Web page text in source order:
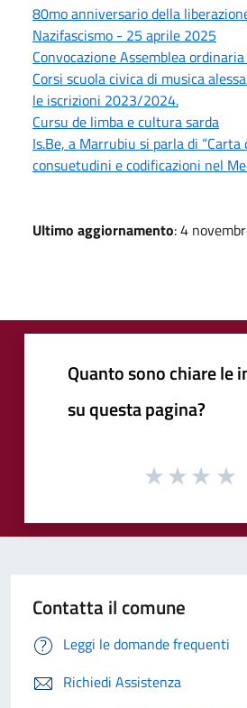
80mo anniversario della
Nazifascismo - 25 aprile 2025
Convocazione Assemblea
Corsi scuola civica di musica
le iscrizioni 2023/2024.
Cursu de limba e cultura sarda
Is.Be, a Marrubiu si parla di “Carta
consuetudini e codificazioni nel
Ultimo aggiornamento: 4
Quanto sono chiare le
su questa pagina?
Contatta il comune
Leggi le domande frequenti
Richiedi Assistenza